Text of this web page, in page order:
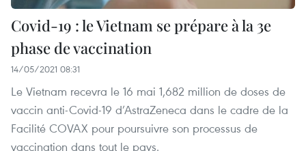
Covid-19 : le Vietnam se prépare à la 3e
phase de vaccination
14/05/2021 08:31
Le Vietnam recevra le 16 mai 1,682 million de doses de
vaccin anti-Covid-19 d’AstraZeneca dans le cadre de la
Facilité COVAX pour poursuivre son processus de
vaccination dans tout le pays.